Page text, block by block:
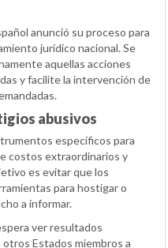
anunció su proceso para
jurídico nacional. Se
aquellas acciones
y facilite la intervención de
abusivos
específicos para
costos extraordinarios y
es evitar que los
para hostigar o
a informar.
ver resultados
Estados miembros a